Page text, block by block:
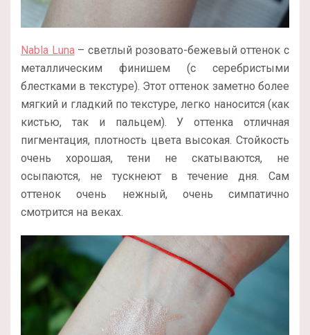
Nabla Luna– светлый розовато-бежевый оттенок с
металлическим финишем (с серебристыми
блестками в текстуре). Этот оттенок заметно более
мягкий и гладкий по текстуре, легко наносится (как
кистью, так и пальцем). У оттенка отличная
пигментация, плотность цвета высокая. Стойкость
очень хорошая, тени не скатываются, не
осыпаются, не тускнеют в течение дня. Сам
оттенок очень нежный, очень симпатично
смотрится на веках.